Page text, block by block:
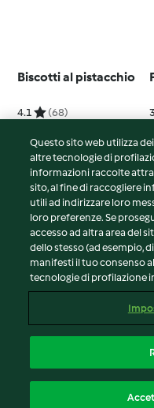
Biscotti al pistacchio
4.1 (68)
© Copyright 2026
Termini del servizio
Informativa sulla privacy
Avvertenze generali
Note legali
Contenuto del rapporto
Dichiarazione di accessibilità
Questo sito web utilizza
altre tecnologie di
informazioni raccolte
sito, al fine di raccogliere
utili ad indirizzare loro
loro preferenze. Se
accesso ad altra area del
dello stesso (ad esempio,
manifesti il tuo consenso
tecnologie di profilazione